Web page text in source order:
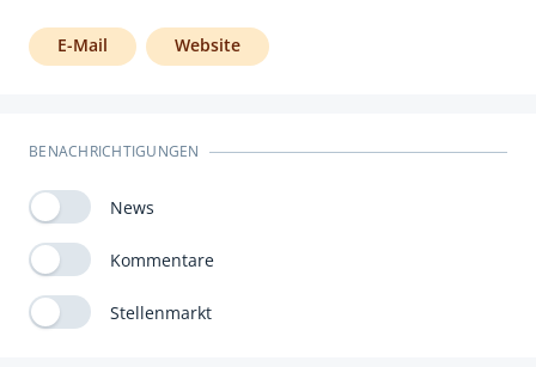
E-Mail Website
BENACHRICHTIGUNGEN
News
Kommentare
Stellenmarkt